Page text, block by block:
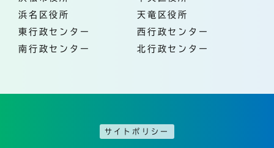
浜名区役所
天竜区役所
東行政センター
西行政センター
南行政センター
北行政センター
サイトポリシー